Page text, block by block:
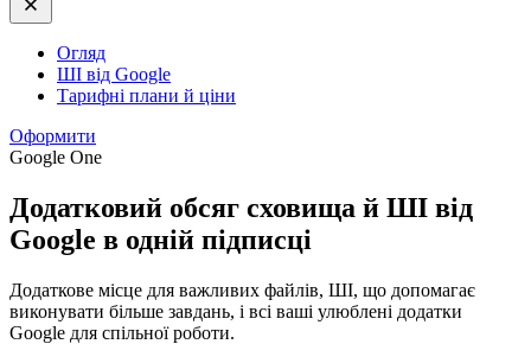
Огляд
ШІ від Google
Тарифні плани й ціни
Оформити
Google One
Додатковий обсяг сховища й ШІ від
Google в одній підписці
Додаткове місце для важливих файлів, ШІ, що допомагає
виконувати більше завдань, і всі ваші улюблені додатки
Google для спільної роботи.